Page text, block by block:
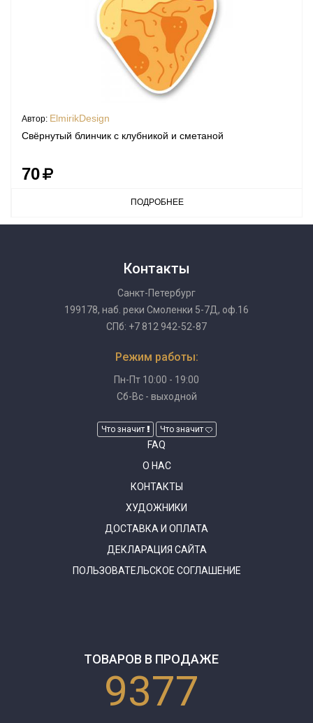
Автор: ElmirikDesign
Свёрнутый блинчик с клубникой и сметаной
70
ПОДРОБНЕЕ
Контакты
Санкт-Петербург
199178, наб. реки Смоленки 5-7Д, оф.16
СПб: +7 812 942-52-87
Режим работы:
Пн-Пт 10:00 - 19:00
Сб-Вс - выходной
Что значит Что значит
FAQ
О НАС
КОНТАКТЫ
ХУДОЖНИКИ
ДОСТАВКА И ОПЛАТА
ДЕКЛАРАЦИЯ САЙТА
ПОЛЬЗОВАТЕЛЬСКОЕ СОГЛАШЕНИЕ
ТОВАРОВ В ПРОДАЖЕ
9377